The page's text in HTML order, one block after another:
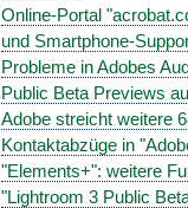
Online-Portal
und Smartphone-
Probleme in Adobes
Public Beta Previews
Adobe streicht weitere
Kontaktabzüge in
"Elements+": weitere
"Lightroom 3 Public